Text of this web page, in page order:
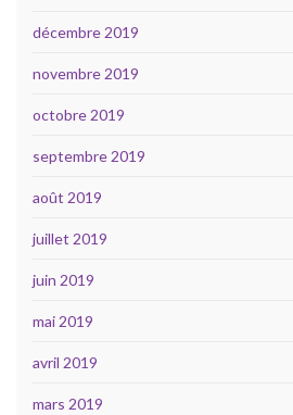
décembre 2019
novembre 2019
octobre 2019
septembre 2019
août 2019
juillet 2019
juin 2019
mai 2019
avril 2019
mars 2019